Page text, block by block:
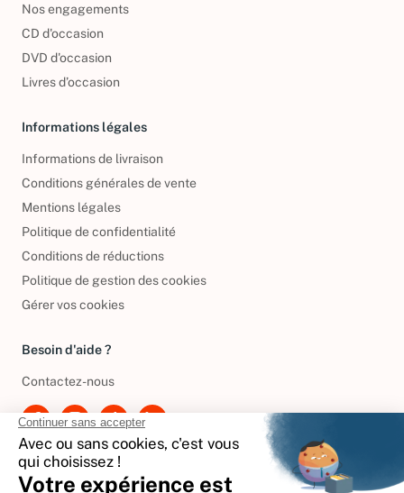
Nos engagements
CD d'occasion
DVD d'occasion
Livres d’occasion
Informations légales
Informations de livraison
Conditions générales de vente
Mentions légales
Politique de confidentialité
Conditions de réductions
Politique de gestion des cookies
Gérer vos cookies
Besoin d'aide ?
Contactez-nous
International